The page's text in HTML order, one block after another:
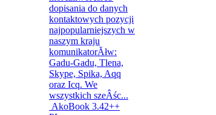
AkoBook 3.42++